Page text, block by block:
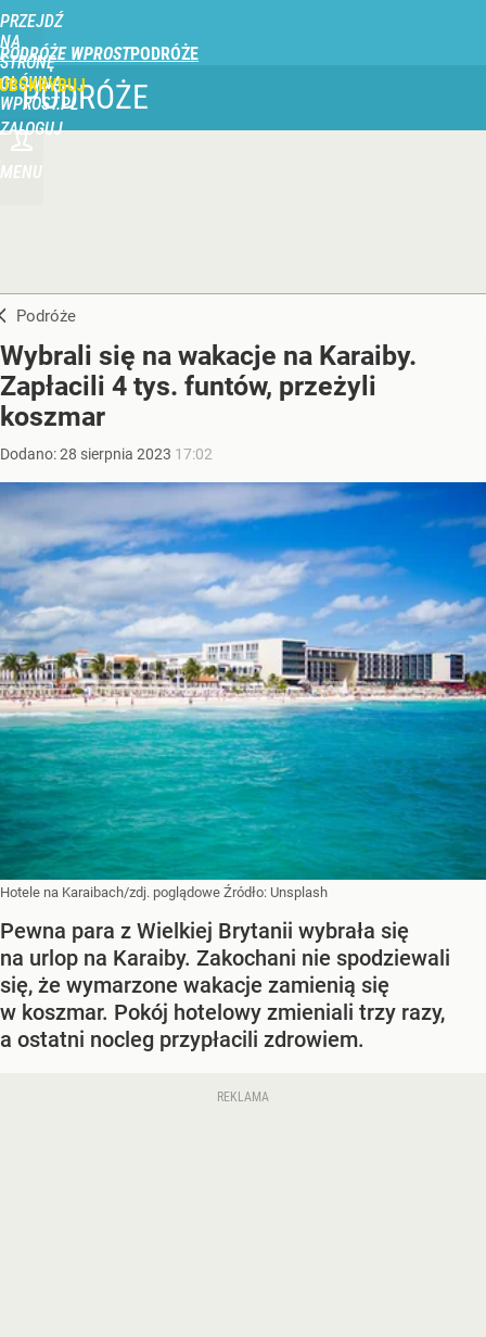
PRZEJDŹ
NA
STRONĘ
GŁÓWNĄ
WPROST.PL
PODRÓŻE WPROST
ZALOGUJ
MENU
PODRÓŻE
Podróże
Wybrali się na wakacje na Karaiby.
Zapłacili 4 tys. funtów, przeżyli
koszmar
Dodano:28 sierpnia 2023 17:02
Hotele na Karaibach/zdj. poglądowe Źródło: Unsplash
Pewna para z Wielkiej Brytanii wybrała się
na urlop na Karaiby. Zakochani nie spodziewali
się, że wymarzone wakacje zamienią się
w koszmar. Pokój hotelowy zmieniali trzy razy,
a ostatni nocleg przypłacili zdrowiem.